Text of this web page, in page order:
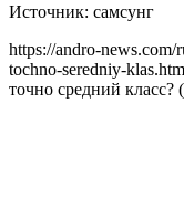
Источник: самсунг
https://andro-news.com/
tochno-seredniy-
точно средний